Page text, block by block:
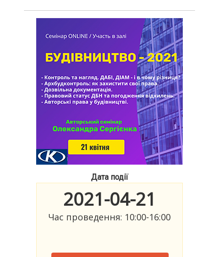
Дата події
2021-04-21
Час проведення: 10:00-16:00